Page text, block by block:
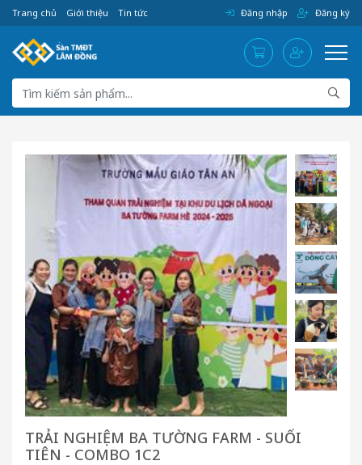
Trang chủ Giới thiệu Tin tức Đăng nhập Đăng ký
TRẢI NGHIỆM BA TƯỜNG FARM - SUỐI
TIÊN - COMBO 1C2